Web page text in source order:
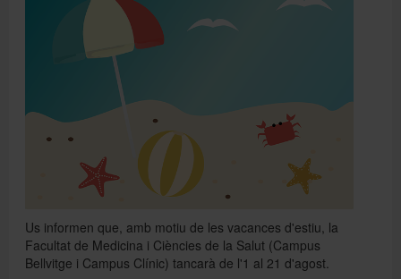
English
Us informen que, amb motiu de les vacances d'estiu, la
Facultat de Medicina i Ciències de la Salut (Campus
Bellvitge i Campus Clínic) tancarà de l'1 al 21 d'agost.